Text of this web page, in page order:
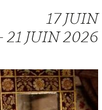
17 JUIN
JUIN 2026